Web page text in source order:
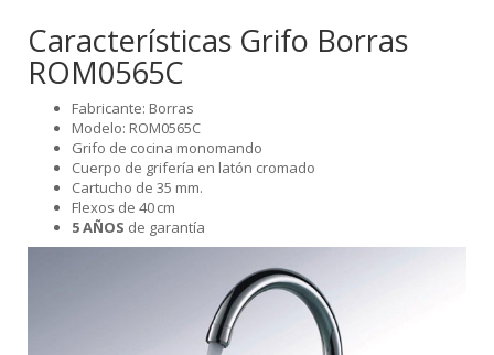
Características Grifo Borras
ROM0565C
Fabricante: Borras
Modelo: ROM0565C
Grifo de cocina monomando
Cuerpo de grifería en latón cromado
Cartucho de 35 mm.
Flexos de 40 cm
5 AÑOS de garantía